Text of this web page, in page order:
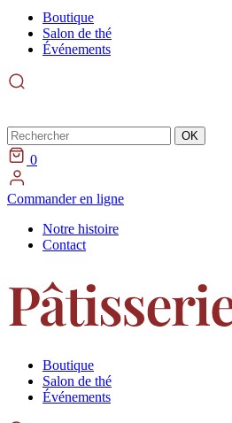
Boutique
Salon de thé
Événements
Rechercher OK
0
Commander en ligne
Notre histoire
Contact
Boutique
Salon de thé
Événements